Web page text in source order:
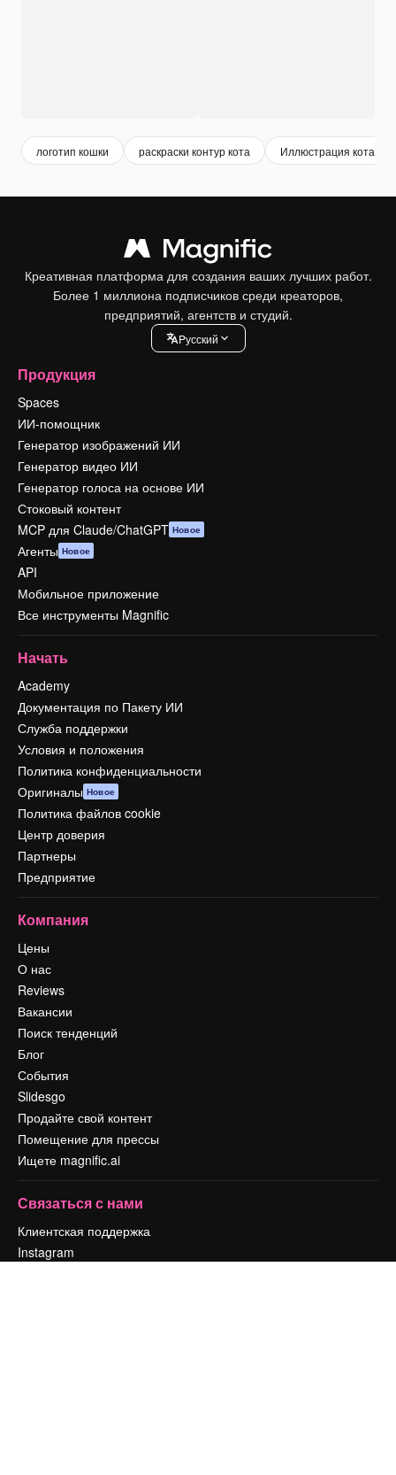
логотип кошки раскраски контур кота Иллюстрация кота
Креативная платформа для создания ваших лучших работ.
Более 1 миллиона подписчиков среди креаторов,
предприятий, агентств и студий.
Pусский
Продукция
Spaces
ИИ-помощник
Генератор изображений ИИ
Генератор видео ИИ
Генератор голоса на основе ИИ
Стоковый контент
MCP для Claude/ChatGPT Новое
Агенты Новое
API
Мобильное приложение
Все инструменты Magnific
Начать
Academy
Документация по Пакету ИИ
Служба поддержки
Условия и положения
Политика конфиденциальности
Оригиналы Новое
Политика файлов cookie
Центр доверия
Партнеры
Предприятие
Компания
Цены
О нас
Reviews
Вакансии
Поиск тенденций
Блог
События
Slidesgo
Продайте свой контент
Помещение для прессы
Ищете magnific.ai
Связаться с нами
Клиентская поддержка
Instagram